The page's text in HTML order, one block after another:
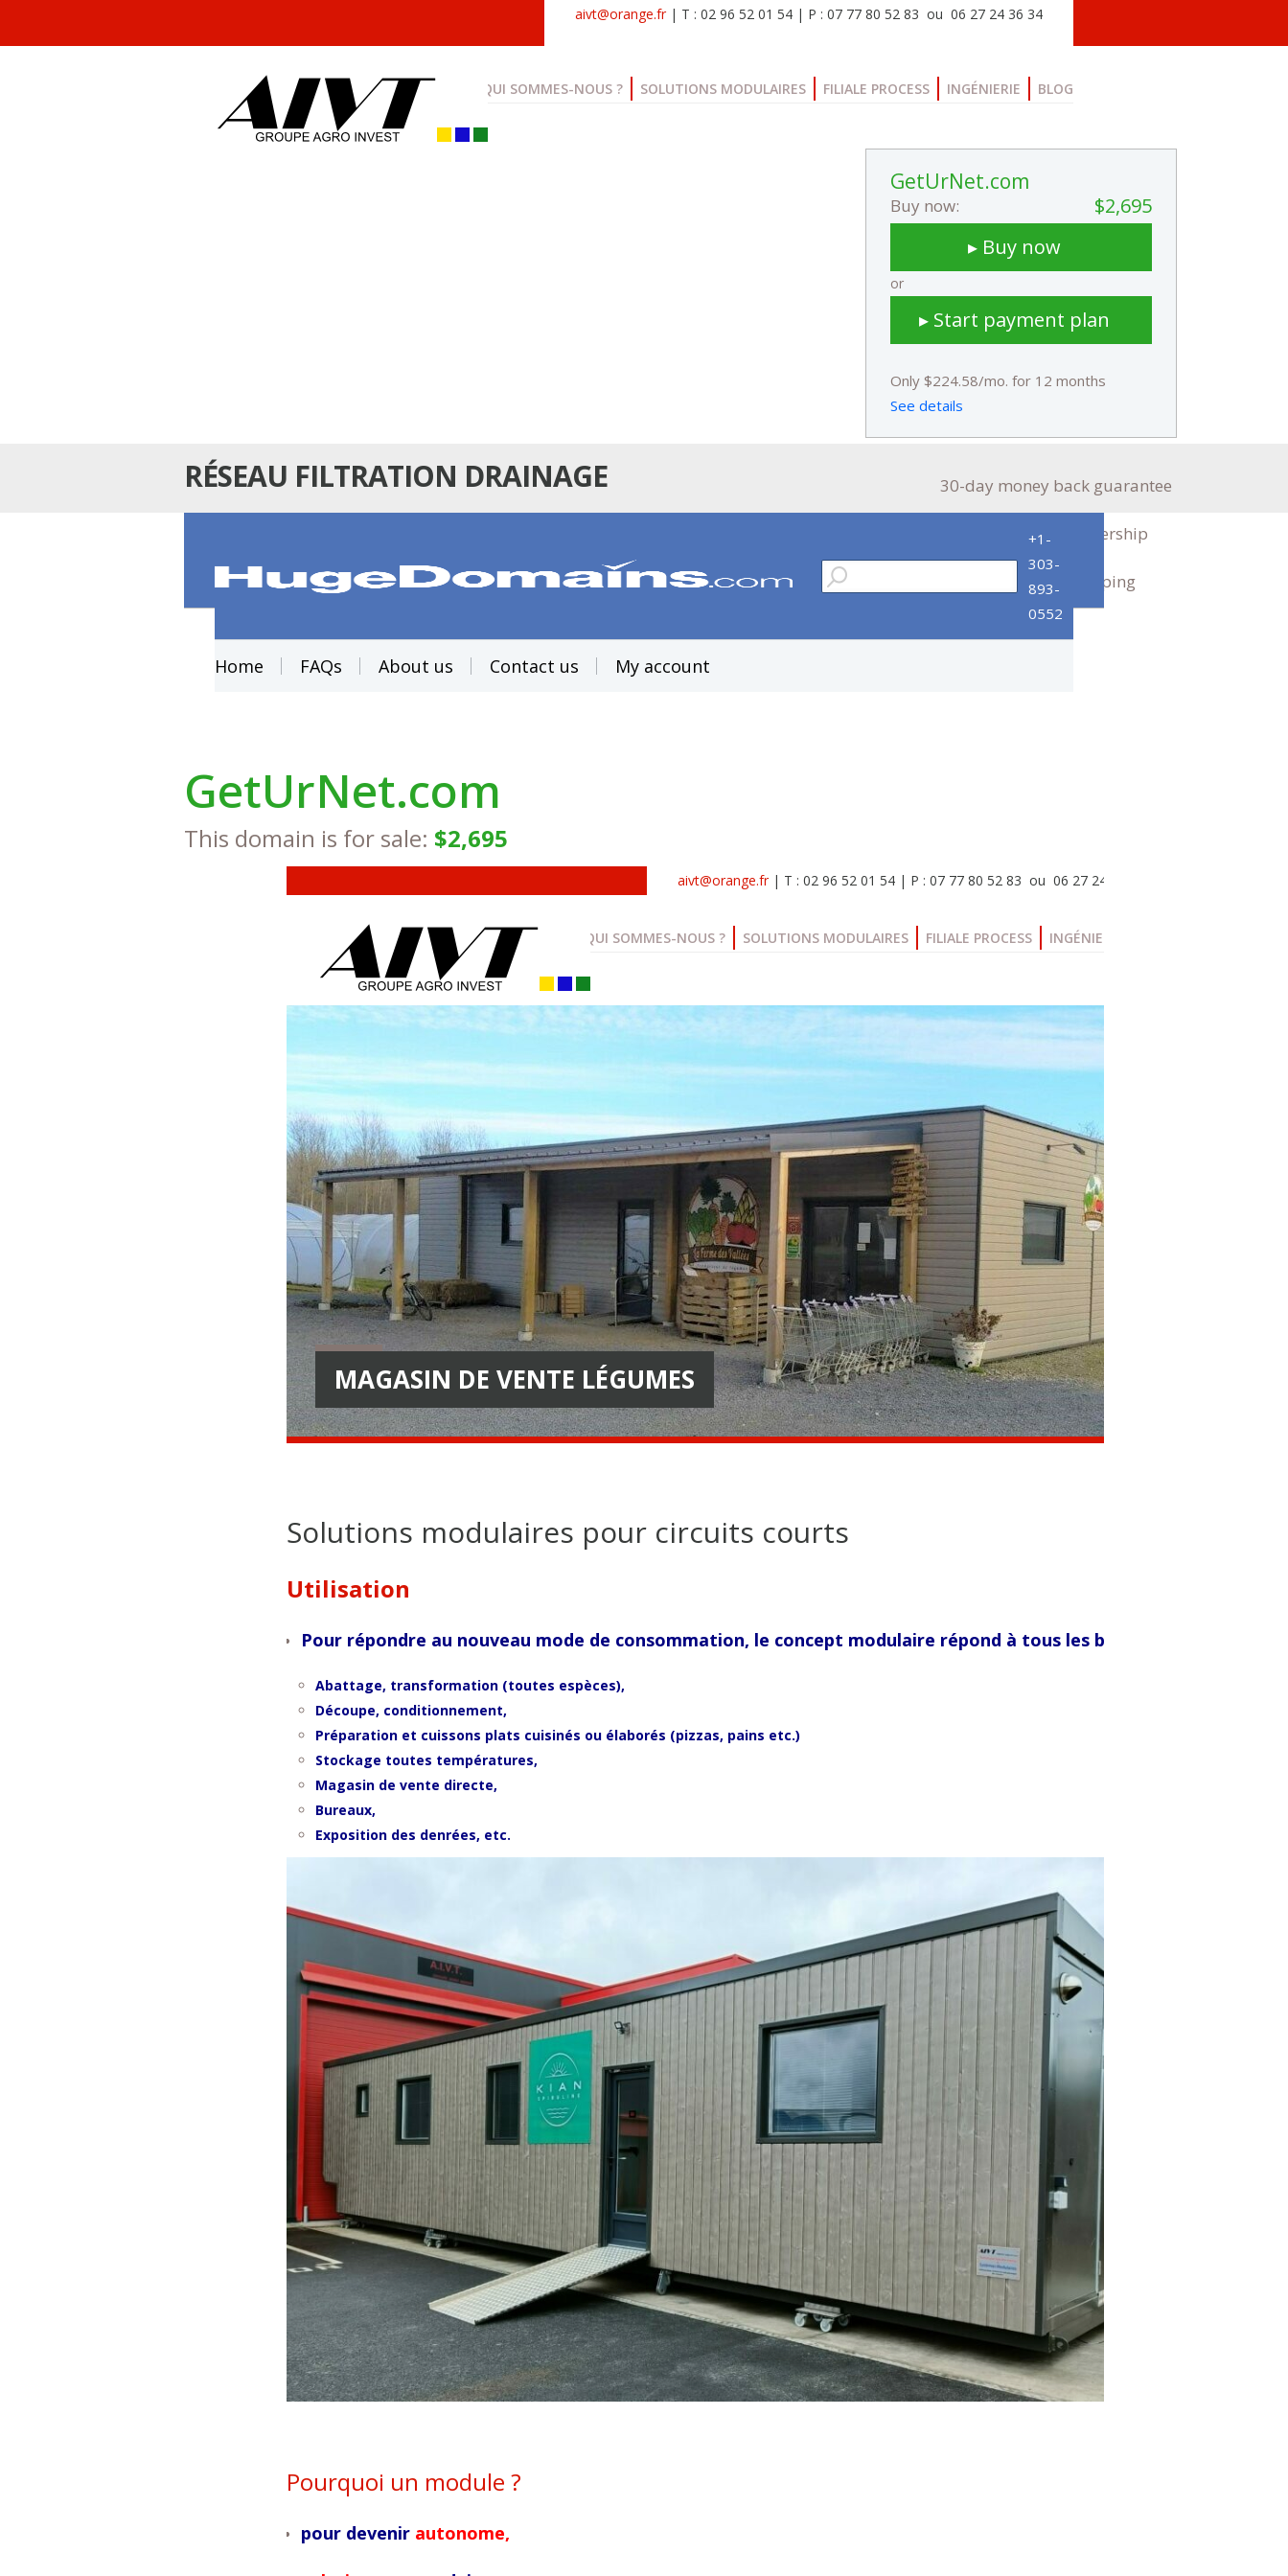
aivt@orange.fr| T : 02 96 52 01 54 | P : 07 77 80 52 83 ou 06 27 24 36 34
QUI SOMMES-NOUS ? SOLUTIONS MODULAIRES FILIALE PROCESS INGÉNIERIE BLOG
RÉSEAU FILTRATION DRAINAGE
+1-
303-
893-
0552
Home FAQs About us Contact us My account
GetUrNet.com
Buy now:
$2,695
▸ Buy now
or
▸ Start payment plan
Only $224.58/mo. for 12 months
See details
30-day money back guarantee
Take immediate ownership
Safe and secure shopping
GetUrNet.com
This domain is for sale: $2,695
aivt@orange.fr| T : 02 96 52 01 54 | P : 07 77 80 52 83 ou 06 27 24 36 34
QUI SOMMES-NOUS ? SOLUTIONS MODULAIRES FILIALE PROCESS INGÉNIERIE
MAGASIN DE VENTE LÉGUMES
Solutions modulaires pour circuits courts
Utilisation
Pour répondre au nouveau mode de consommation, le concept modulaire répond à tous les besoins :
Abattage, transformation (toutes espèces),
Découpe, conditionnement,
Préparation et cuissons plats cuisinés ou élaborés (pizzas, pains etc.)
Stockage toutes températures,
Magasin de vente directe,
Bureaux,
Exposition des denrées, etc.
Pourquoi un module ?
pour devenir autonome,